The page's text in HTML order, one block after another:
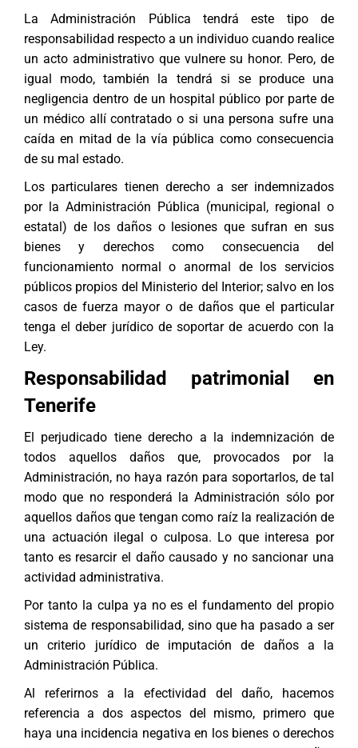
La Administración Pública tendrá este tipo de
responsabilidad respecto a un individuo cuando realice
un acto administrativo que vulnere su honor. Pero, de
igual modo, también la tendrá si se produce una
negligencia dentro de un hospital público por parte de
un médico allí contratado o si una persona sufre una
caída en mitad de la vía pública como consecuencia
de su mal estado.
Los particulares tienen derecho a ser indemnizados
por la Administración Pública (municipal, regional o
estatal) de los daños o lesiones que sufran en sus
bienes y derechos como consecuencia del
funcionamiento normal o anormal de los servicios
públicos propios del Ministerio del Interior; salvo en los
casos de fuerza mayor o de daños que el particular
tenga el deber jurídico de soportar de acuerdo con la
Ley.
Responsabilidad patrimonial en
Tenerife
El perjudicado tiene derecho a la indemnización de
todos aquellos daños que, provocados por la
Administración, no haya razón para soportarlos, de tal
modo que no responderá la Administración sólo por
aquellos daños que tengan como raíz la realización de
una actuación ilegal o culposa. Lo que interesa por
tanto es resarcir el daño causado y no sancionar una
actividad administrativa.
Por tanto la culpa ya no es el fundamento del propio
sistema de responsabilidad, sino que ha pasado a ser
un criterio jurídico de imputación de daños a la
Administración Pública.
Al referirnos a la efectividad del daño, hacemos
referencia a dos aspectos del mismo, primero que
haya una incidencia negativa en los bienes o derechos